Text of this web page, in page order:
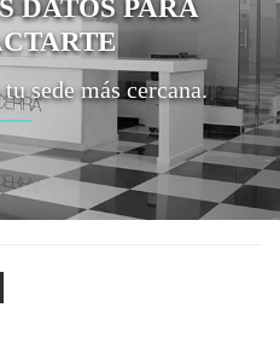
DATOS PARA
sede más cercana.